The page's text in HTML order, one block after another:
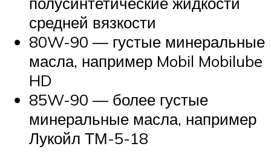
средней вязкости
80W-90 — густые минеральные
масла, например Mobil Mobilube
HD
85W-90 — более густые
минеральные масла, например
Лукойл ТМ-5-18